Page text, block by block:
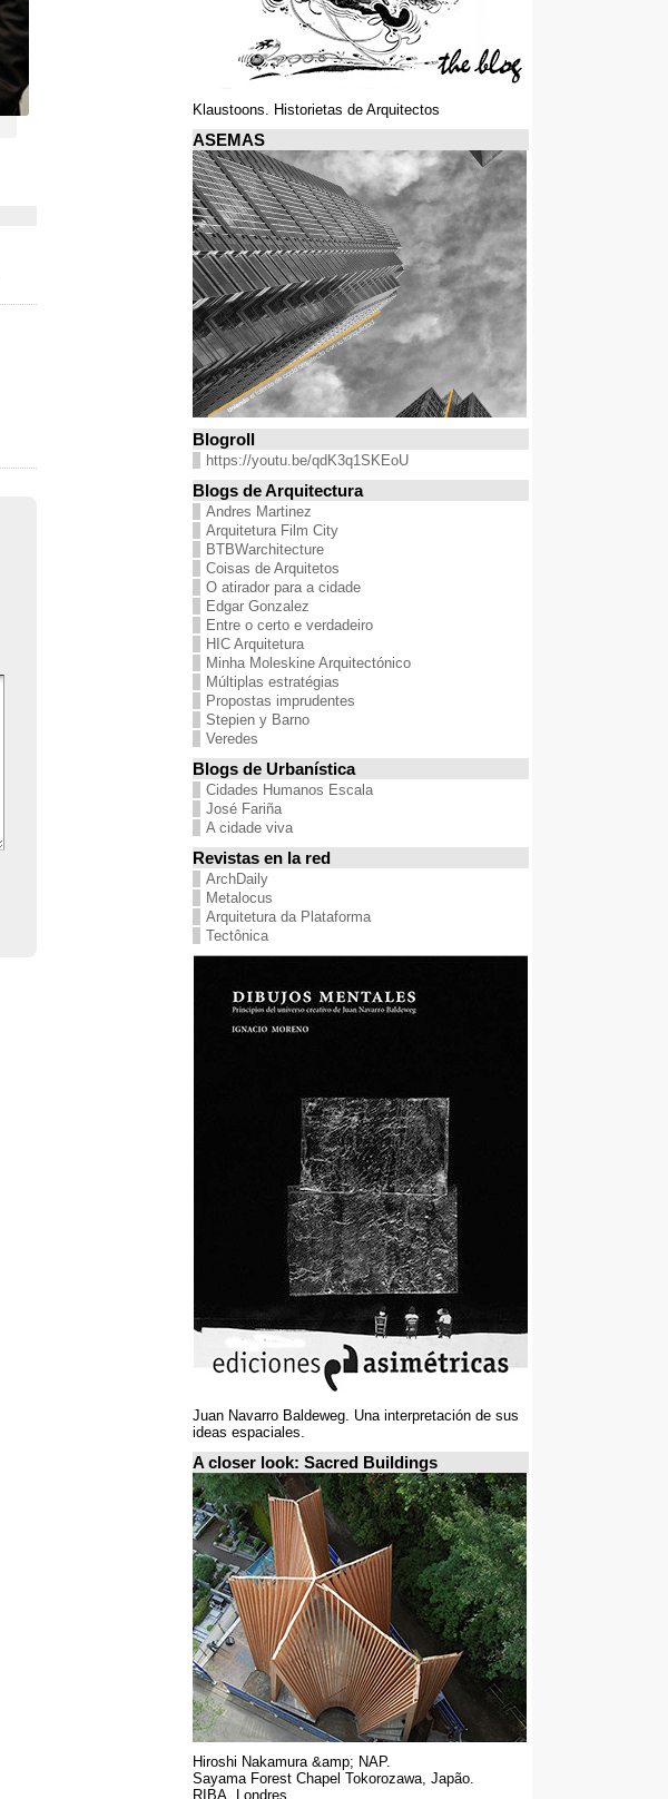
Klaustoons. Historietas de Arquitectos
ASEMAS
Blogroll
https://youtu.be/qdK3q1SKEoU
Blogs de Arquitectura
Andres Martinez
Arquitetura Film City
BTBWarchitecture
Coisas de Arquitetos
O atirador para a cidade
Edgar Gonzalez
Entre o certo e verdadeiro
HIC Arquitetura
Minha Moleskine Arquitectónico
Múltiplas estratégias
Propostas imprudentes
Stepien y Barno
Veredes
Blogs de Urbanística
Cidades Humanos Escala
José Fariña
A cidade viva
Revistas en la red
ArchDaily
Metalocus
Arquitetura da Plataforma
Tectônica
Juan Navarro Baldeweg. Una interpretación de sus
ideas espaciales.
A closer look: Sacred Buildings
Hiroshi Nakamura &amp; NAP.
Sayama Forest Chapel Tokorozawa, Japão.
RIBA, Londres.